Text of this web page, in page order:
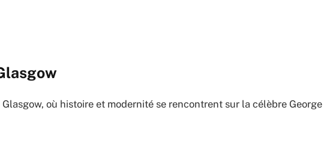
où histoire et modernité se rencontrent sur la célèbre George